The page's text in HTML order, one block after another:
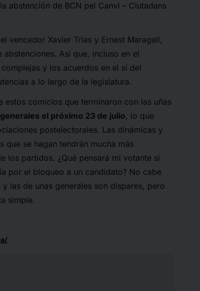
abstención de BCN pel Canvi – Ciutadans
vencedor Xavier Trias y Ernest Maragall,
Así que, incluso en el
y los acuerdos en el sí del
a lo largo de la legislatura.
estos comicios que terminaron con las uñas
el próximo 23 de julio, lo que
postelectorales. Las dinámicas y
que se hagan tendrán mucha más
los partidos. ¿Qué pensará mi votante si
por el bloqueo a un candidato? No cabe
las de unas generales son dispares, pero
simple.